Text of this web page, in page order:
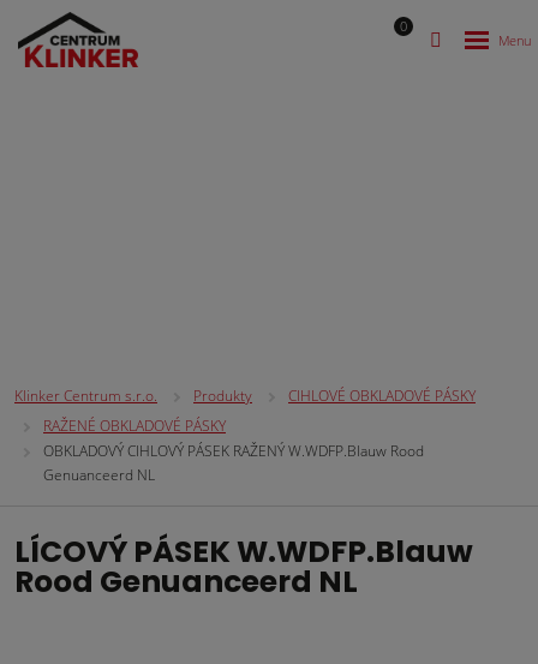
0
Klinker Centrum s.r.o. Produkty
CIHLOVÉ OBKLADOVÉ PÁSKY
RAŽENÉ OBKLADOVÉ PÁSKY
OBKLADOVÝ CIHLOVÝ PÁSEK RAŽENÝ W.WDFP.Blauw Rood
Genuanceerd NL
LÍCOVÝ PÁSEK W.WDFP.Blauw
Rood Genuanceerd NL